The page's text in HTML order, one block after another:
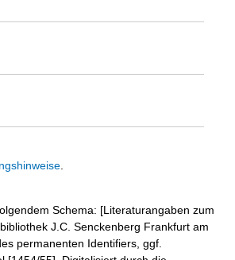
Schema: [Literaturangaben zum
J.C. Senckenberg Frankfurt am
permanenten Identifiers, ggf.